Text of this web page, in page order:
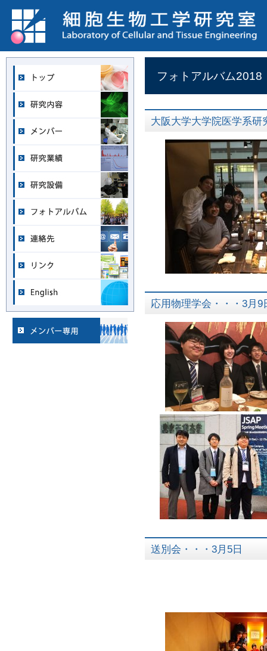
フォトアルバム2018
大阪大学大学院医学系研
応用物理学会・・・3月9
送別会・・・3月5日